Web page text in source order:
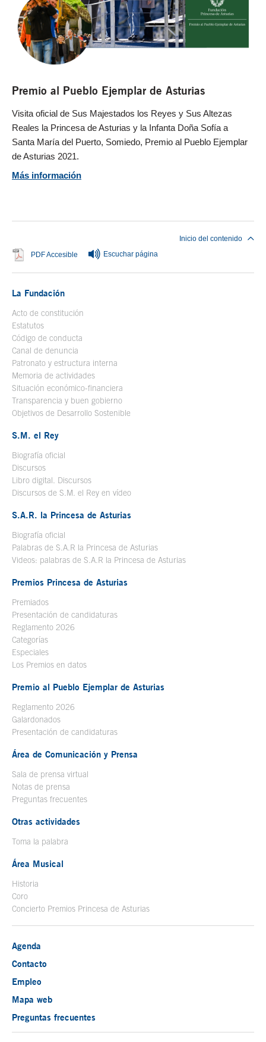
Premio al Pueblo Ejemplar de Asturias
Visita oficial de Sus Majestados los Reyes y Sus Altezas
Reales la Princesa de Asturias y la Infanta Doña Sofía a
Santa María del Puerto, Somiedo, Premio al Pueblo Ejemplar
de Asturias 2021.
Más información
PDF Accesible Se abre en ventana nueva
Escuchar página
Inicio del contenido
La Fundación
Acto de constitución
Estatutos
Código de conducta
Canal de denuncia
Patronato y estructura interna
Memoria de actividades
Situación económico-financiera
Transparencia y buen gobierno
Objetivos de Desarrollo Sostenible
S.M. el Rey
Biografía oficial
Discursos
Libro digital. Discursos
Discursos de S.M. el Rey en vídeo
S.A.R. la Princesa de Asturias
Biografía oficial
Palabras de S.A.R la Princesa de Asturias
Videos: palabras de S.A.R la Princesa de Asturias
Premios Princesa de Asturias
Premiados
Presentación de candidaturas
Reglamento 2026
Categorías
Especiales
Los Premios en datos
Premio al Pueblo Ejemplar de Asturias
Reglamento 2026
Galardonados
Presentación de candidaturas
Área de Comunicación y Prensa
Sala de prensa virtual
Notas de prensa
Preguntas frecuentes
Otras actividades
Toma la palabra
Área Musical
Historia
Coro
Concierto Premios Princesa de Asturias
Agenda
Contacto
Empleo
Mapa web
Preguntas frecuentes